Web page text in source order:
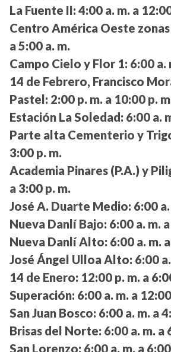
La Fuente II: 4:00 a. m. a
Centro América Oeste zonas
a 5:00 a. m.
Campo Cielo y Flor 1: 6:00 a.
14 de Febrero, Francisco
Pastel: 2:00 p. m. a 10:00 p.
Estación La Soledad: 6:00 a.
Parte alta Cementerio y
3:00 p. m.
Academia Pinares (P.A.) y
a 3:00 p. m.
José A. Duarte Medio: 6:00
Nueva Danlí Bajo: 6:00 a. m.
Nueva Danlí Alto: 6:00 a. m.
José Ángel Ulloa Alto: 6:00
14 de Enero: 12:00 p. m. a
Superación: 6:00 a. m. a
San Juan Bosco: 6:00 a. m. a
Brisas del Norte: 6:00 a. m. a
San Lorenzo: 6:00 a. m. a